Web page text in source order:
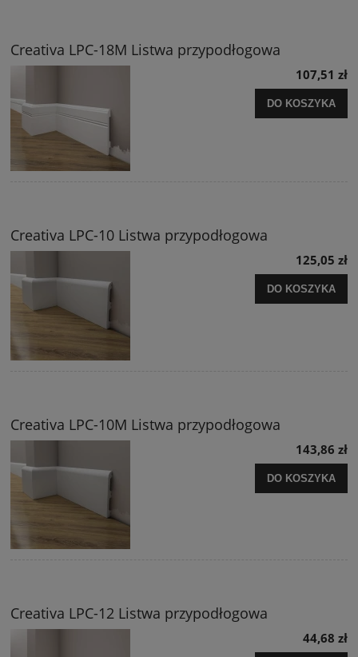
Creativa LPC-18M Listwa przypodłogowa
107,51 zł
DO KOSZYKA
Creativa LPC-10 Listwa przypodłogowa
125,05 zł
DO KOSZYKA
Creativa LPC-10M Listwa przypodłogowa
143,86 zł
DO KOSZYKA
Creativa LPC-12 Listwa przypodłogowa
44,68 zł